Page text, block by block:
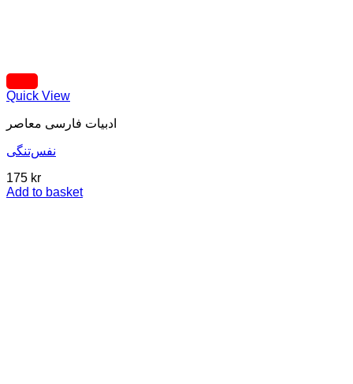
Quick View
ادبيات فارسی معاصر
نفس‌تنگی
175 kr
Add to basket